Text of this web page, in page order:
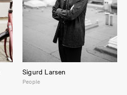
Sigurd Larsen
People